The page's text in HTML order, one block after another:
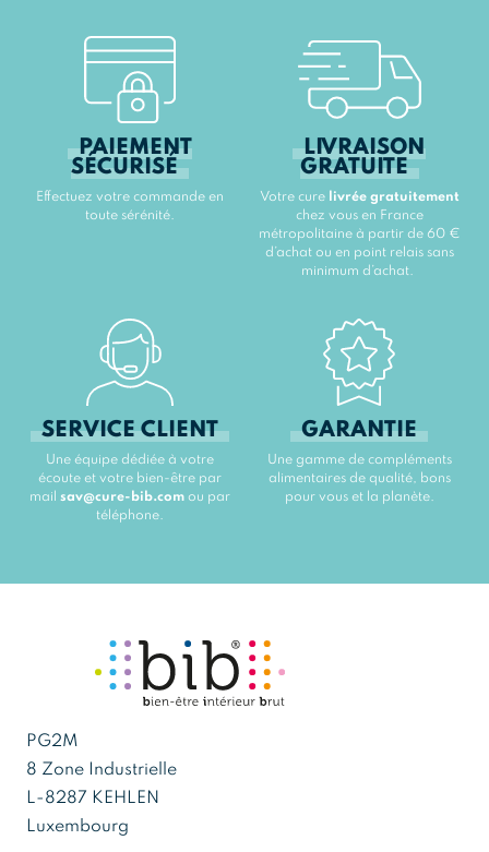
PAIEMENT
SÉCURISÉ
Effectuez votre commande en
toute sérénité.
LIVRAISON
GRATUITE
Votre cure
livrée gratuitement
chez vous en France
métropolitaine à partir de 60 €
d’achat ou en point relais sans
minimum d’achat.
SERVICE CLIENT
Une équipe dédiée à votre
écoute et votre bien-être par
mail sav@cure-bib.com ou par
téléphone.
GARANTIE
Une gamme de compléments
alimentaires de qualité, bons
pour vous et la planète.
PG2M
8 Zone Industrielle
L-8287 KEHLEN
Luxembourg